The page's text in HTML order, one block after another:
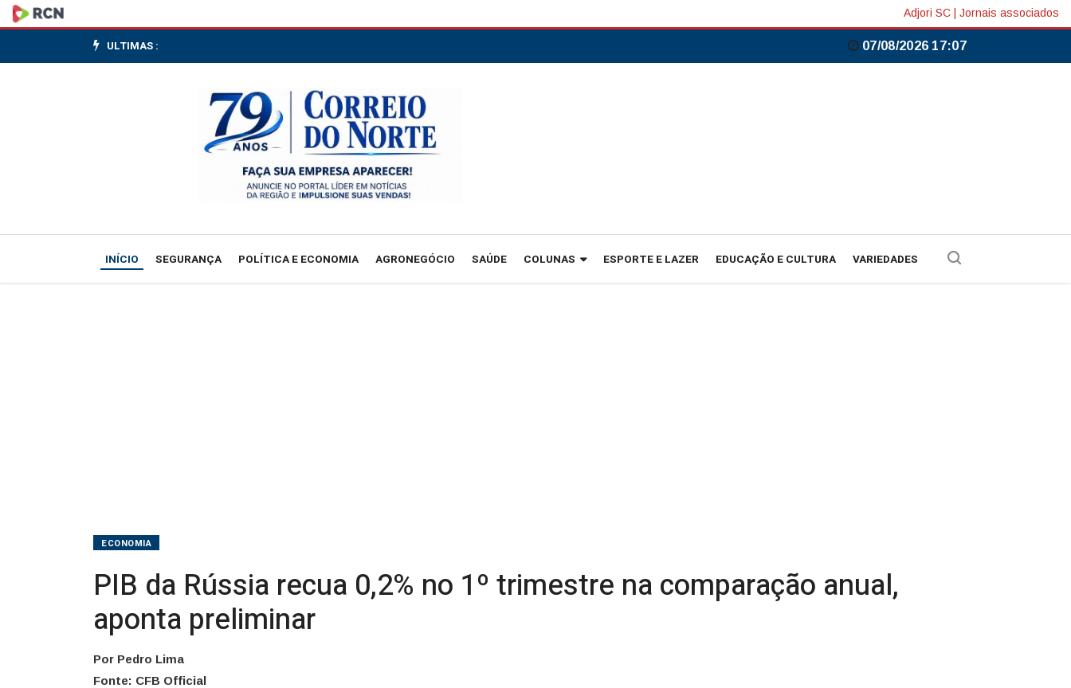
PIB
da
1º
trimestre
Adjori SC Jornais associados
ULTIMAS : 07/08/2026 17:07
INÍCIO SEGURANÇA POLÍTICA E ECONOMIA AGRONEGÓCIO SAÚDE COLUNAS ESPORTE E LAZER EDUCAÇÃO E CULTURA VARIEDADES
ECONOMIA
PIB da Rússia recua 0,2% no 1º trimestre na comparação anual,
aponta preliminar
Por Pedro Lima
Fonte: CFB Official